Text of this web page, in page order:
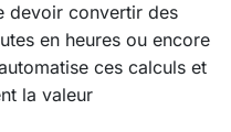
devoir convertir des
en heures ou encore
ces calculs et
la valeur